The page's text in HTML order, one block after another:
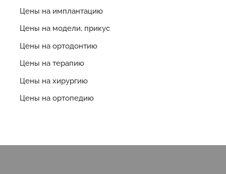
Цены на имплантацию
Цены на модели, прикус
Цены на ортодонтию
Цены на терапию
Цены на хирургию
Цены на ортопедию